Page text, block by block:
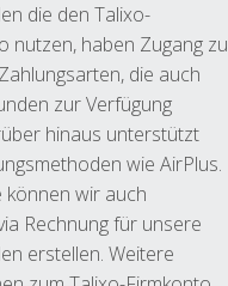
die den Talixo-
nutzen, haben Zugang zu
die auch
zur Verfügung
hinaus unterstützt
wie AirPlus.
können wir auch
Rechnung für unsere
erstellen. Weitere